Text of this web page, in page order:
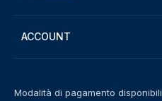
ACCOUNT
Modalità di pagamento disponibili